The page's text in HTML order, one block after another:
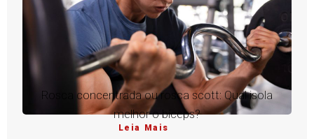
Rosca concentrada ou rosca scott: Qual isola
melhor o bíceps?
Leia Mais